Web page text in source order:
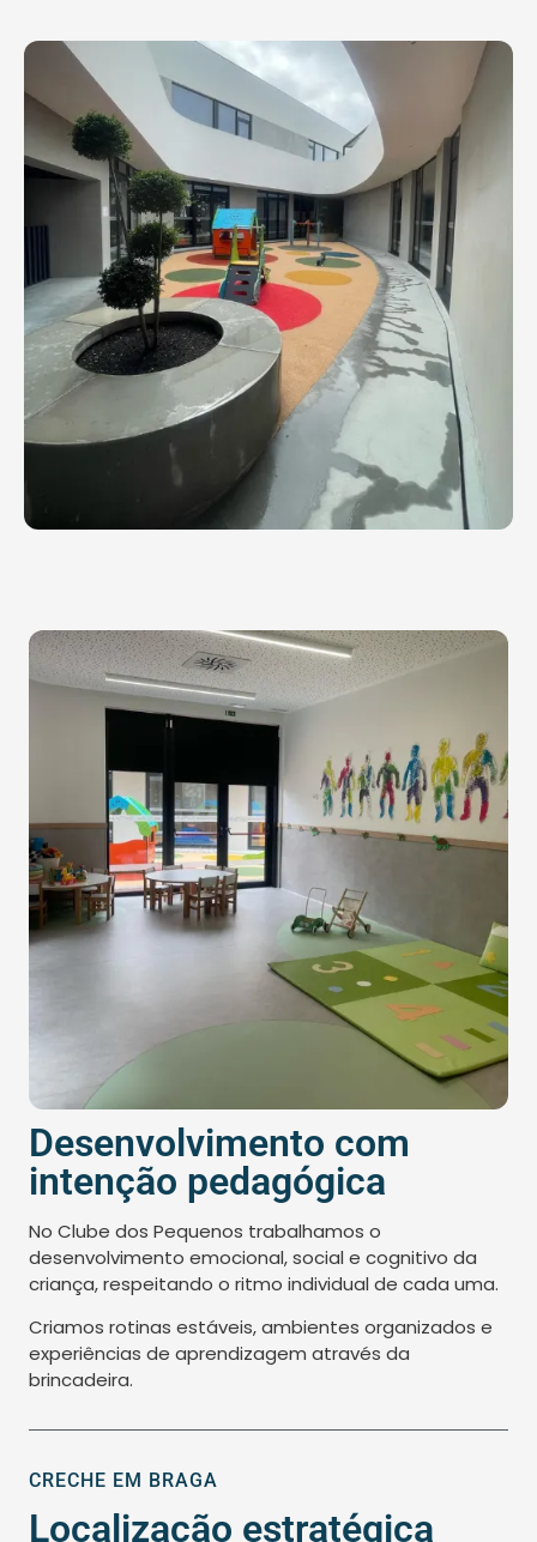
Desenvolvimento com
intenção pedagógica
No Clube dos Pequenos trabalhamos o
desenvolvimento emocional, social e cognitivo da
criança, respeitando o ritmo individual de cada uma.
Criamos rotinas estáveis, ambientes organizados e
experiências de aprendizagem através da
brincadeira.
CRECHE EM BRAGA
Localização estratégica